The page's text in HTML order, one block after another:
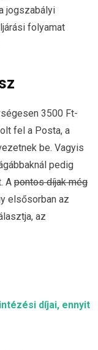
jogszabályi
folyamat
3500 Ft-
fel a Posta, a
be. Vagyis
pedig
A pontos díjak még
elsősorban az
az
díjai, ennyit